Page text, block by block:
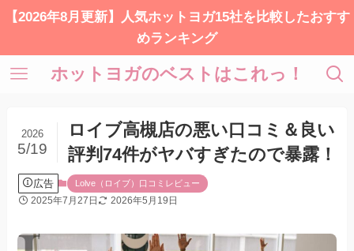
【2026年8月更新】人気ホットヨガ15社を比較したおすす
めランキング
ホットヨガのベストはこれっ！
ロイブ高槻店の悪い口コミ＆良い
評判74件がヤバすぎたので暴露！
2026
5/19
広告 Lolve（ロイブ）口コミレビュー
2025年7月27日 2026年5月19日